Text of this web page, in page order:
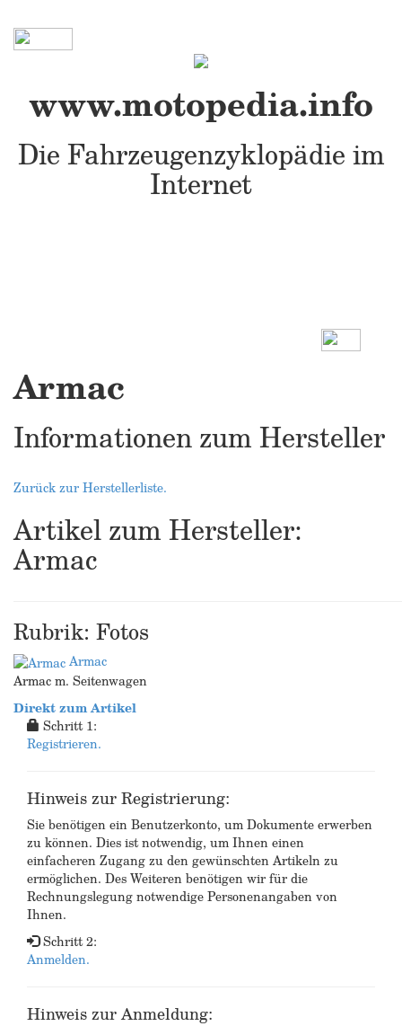
www.motopedia.info
Die Fahrzeugenzyklopädie im
Internet
Armac
Informationen zum Hersteller
Zurück zur Herstellerliste.
Artikel zum Hersteller:
Armac
Rubrik: Fotos
Armac
Armac m. Seitenwagen
Direkt zum Artikel
Schritt 1:
Registrieren.
Hinweis zur Registrierung:
Sie benötigen ein Benutzerkonto, um Dokumente erwerben
zu können. Dies ist notwendig, um Ihnen einen
einfacheren Zugang zu den gewünschten Artikeln zu
ermöglichen. Des Weiteren benötigen wir für die
Rechnungslegung notwendige Personenangaben von
Ihnen.
Schritt 2:
Anmelden.
Hinweis zur Anmeldung: